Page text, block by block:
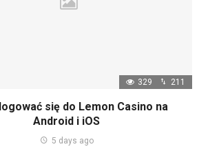
329 211
się do Lemon Casino na
Android i iOS
5 days ago